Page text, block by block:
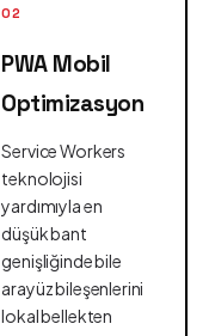
02
PWA Mobil
Optimizasyon
Service Workers
teknolojisi
yardımıyla en
düşük bant
genişliğinde bile
arayüz bileşenlerini
lokal bellekten